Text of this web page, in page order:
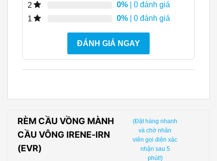
2
0% | 0 đánh giá
1
0% | 0 đánh giá
ĐÁNH GIÁ NGAY
RÈM CẦU VỒNG MÀNH
CẦU VÔNG IRENE-IRN
(EVR)
(Đặt hàng nhanh
và chờ nhân
viên gọi điện xác
nhận sau 5
phút!)